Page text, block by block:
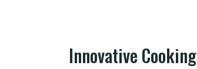
Innovative Cooking